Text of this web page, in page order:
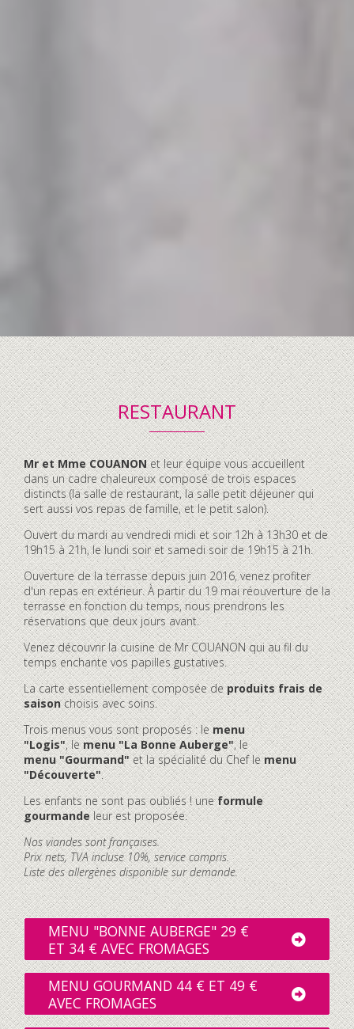
RESTAURANT
Contenu
accordéon
Mr et Mme COUANONet leur équipe vous accueillent
dans un cadre chaleureux composé de trois espaces
distincts (la salle de restaurant, la salle petit déjeuner qui
sert aussi vos repas de famille, et le petit salon).
Ouvert du mardi au vendredi midi et soir 12h à 13h30 et de
19h15 à 21h, le lundi soir et samedi soir de 19h15 à 21h.
Ouverture de la terrasse depuis juin 2016, venez profiter
d'un repas en extérieur. À partir du 19 mai réouverture de la
terrasse en fonction du temps, nous prendrons les
réservations que deux jours avant.
Venez découvrir la cuisine de Mr COUANON qui au fil du
temps enchante vos papilles gustatives.
La carte essentiellement composée deproduits frais de
saisonchoisis avec soins.
Trois menus vous sont proposés : lemenu
"Logis", lemenu "La Bonne Auberge", le
menu "Gourmand"et la spécialité du Chef lemenu
"Découverte".
Les enfants ne sont pas oubliés ! uneformule
gourmandeleur est proposée.
Nos viandes sont françaises.
Prix nets, TVA incluse 10%, service compris.
Liste des allergènes disponible sur demande.
MENU "BONNE AUBERGE" 29 €
ET 34 € AVEC FROMAGES
MENU GOURMAND 44 € ET 49 €
AVEC FROMAGES